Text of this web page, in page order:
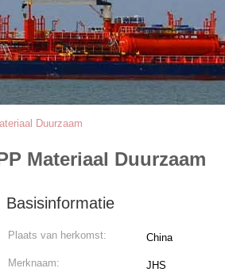
Duurzaam
Materiaal Duurzaam
Basisinformatie
Plaats van herkomst: China
Merknaam: JHS